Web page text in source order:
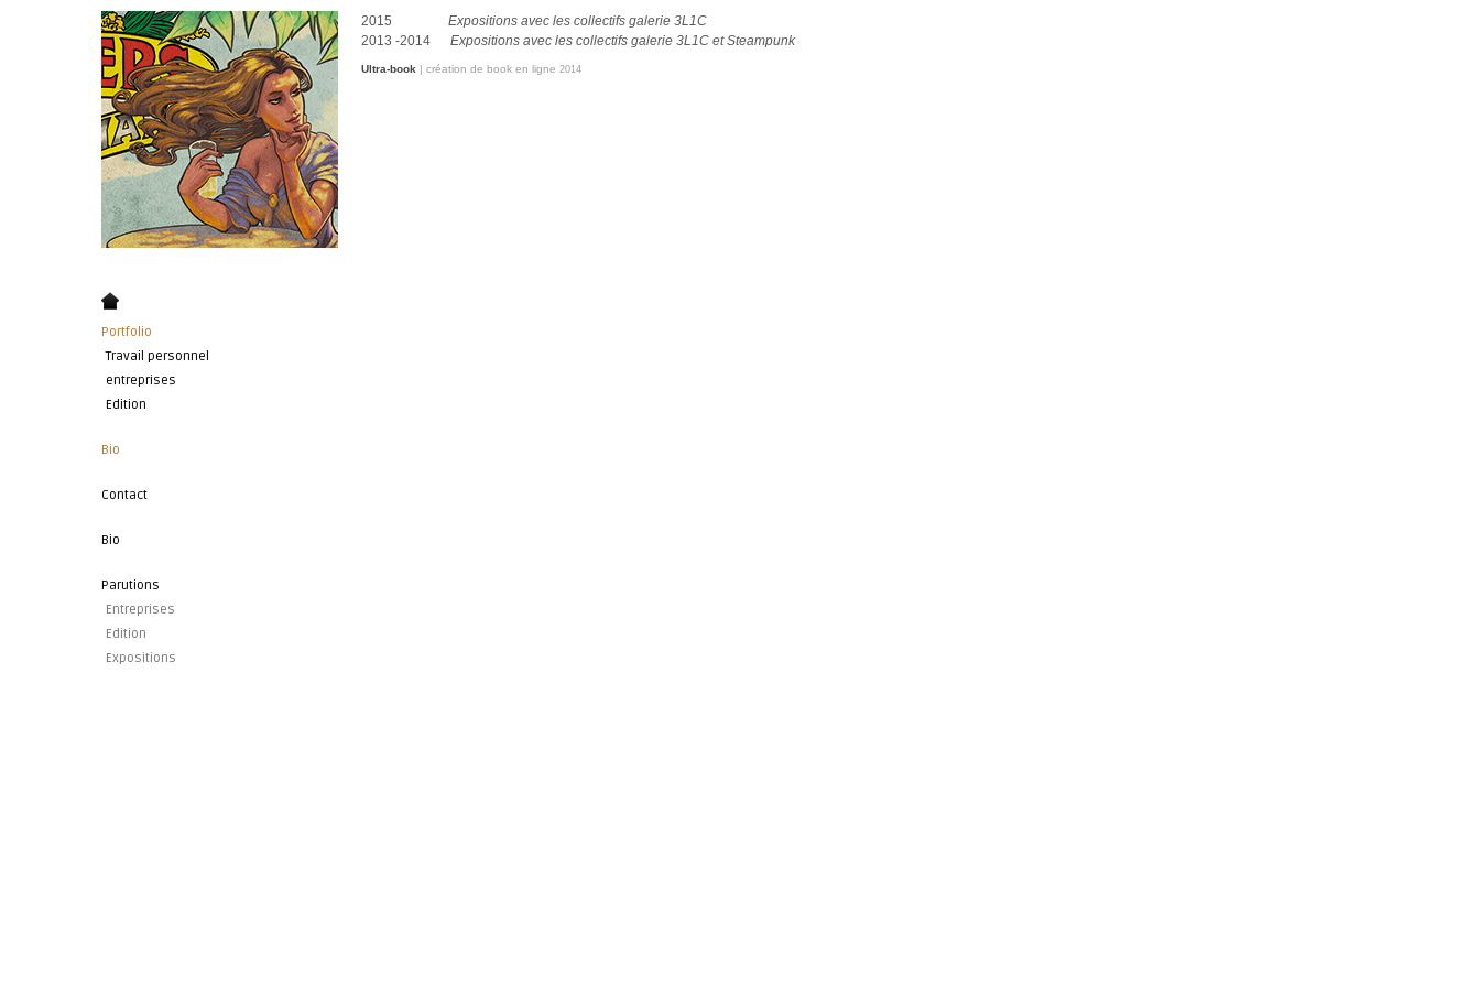
Portfolio
Travail personnel
entreprises
Edition
Bio
Contact
Bio
Parutions
Entreprises
Edition
Expositions
2015 Expositions avec les collectifs galerie 3L1C
2013 -2014 Expositions avec les collectifs galerie 3L1C et Steampunk
Ultra-book | création de book en ligne 2014